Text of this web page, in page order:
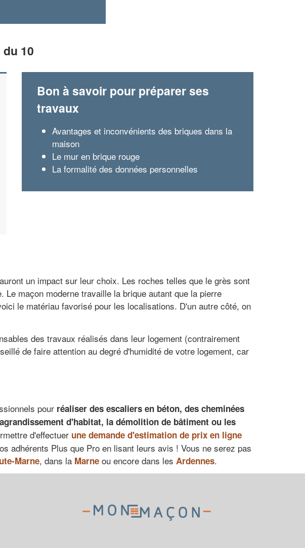
10
Bon à savoir pour préparer ses
travaux
Avantages et inconvénients des briques dans la
maison
Le mur en brique rouge
La formalité des données personnelles
un impact sur leur choix. Les roches telles que le grès sont
maçon moderne travaille la brique autant que la pierre
le matériau favorisé pour les localisations. D'un autre côté, on
des travaux réalisés dans leur logement (contrairement
de faire attention au degré d'humidité de votre logement, car
pour réaliser des escaliers en béton, des cheminées
agrandissement d'habitat, la démolition de bâtiment ou les
d'effectuer une demande d'estimation de prix en ligne
adhérents Plus que Pro en lisant leurs avis ! Vous ne serez pas
Marne, dans la Marne ou encore dans les Ardennes.